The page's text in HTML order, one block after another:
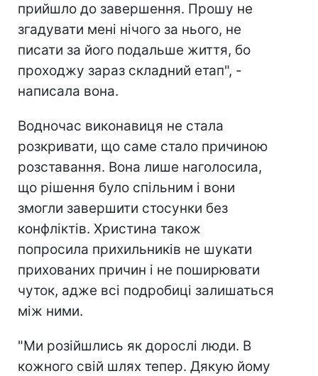
прийшло до завершення. Прошу не
згадувати мені нічого за нього, не
писати за його подальше життя, бо
проходжу зараз складний етап", -
написала вона.
Водночас виконавиця не стала
розкривати, що саме стало причиною
розставання. Вона лише наголосила,
що рішення було спільним і вони
змогли завершити стосунки без
конфліктів. Христина також
попросила прихильників не шукати
прихованих причин і не поширювати
чуток, адже всі подробиці залишаться
між ними.
"Ми розійшлись як дорослі люди. В
кожного свій шлях тепер. Дякую йому